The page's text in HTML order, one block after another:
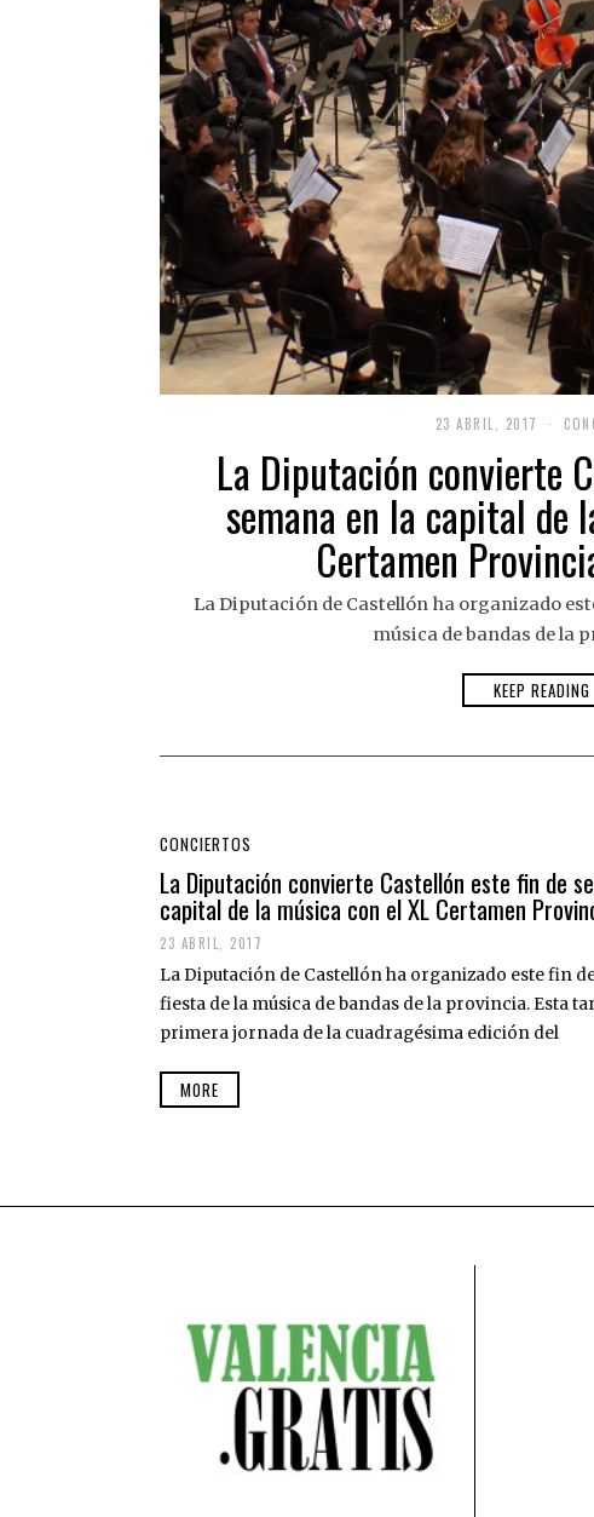
23 ABRIL, 2017
La Diputación convierte
semana en la capital de
Certamen
La Diputación de Castellón ha organizado
música de bandas de la
KEEP READING
CONCIERTOS
La Diputación convierte Castellón este fin de
capital de la música con el XL Certamen
23 ABRIL, 2017
La Diputación de Castellón ha organizado este fin
fiesta de la música de bandas de la provincia. Esta
primera jornada de la cuadragésima edición del
MORE